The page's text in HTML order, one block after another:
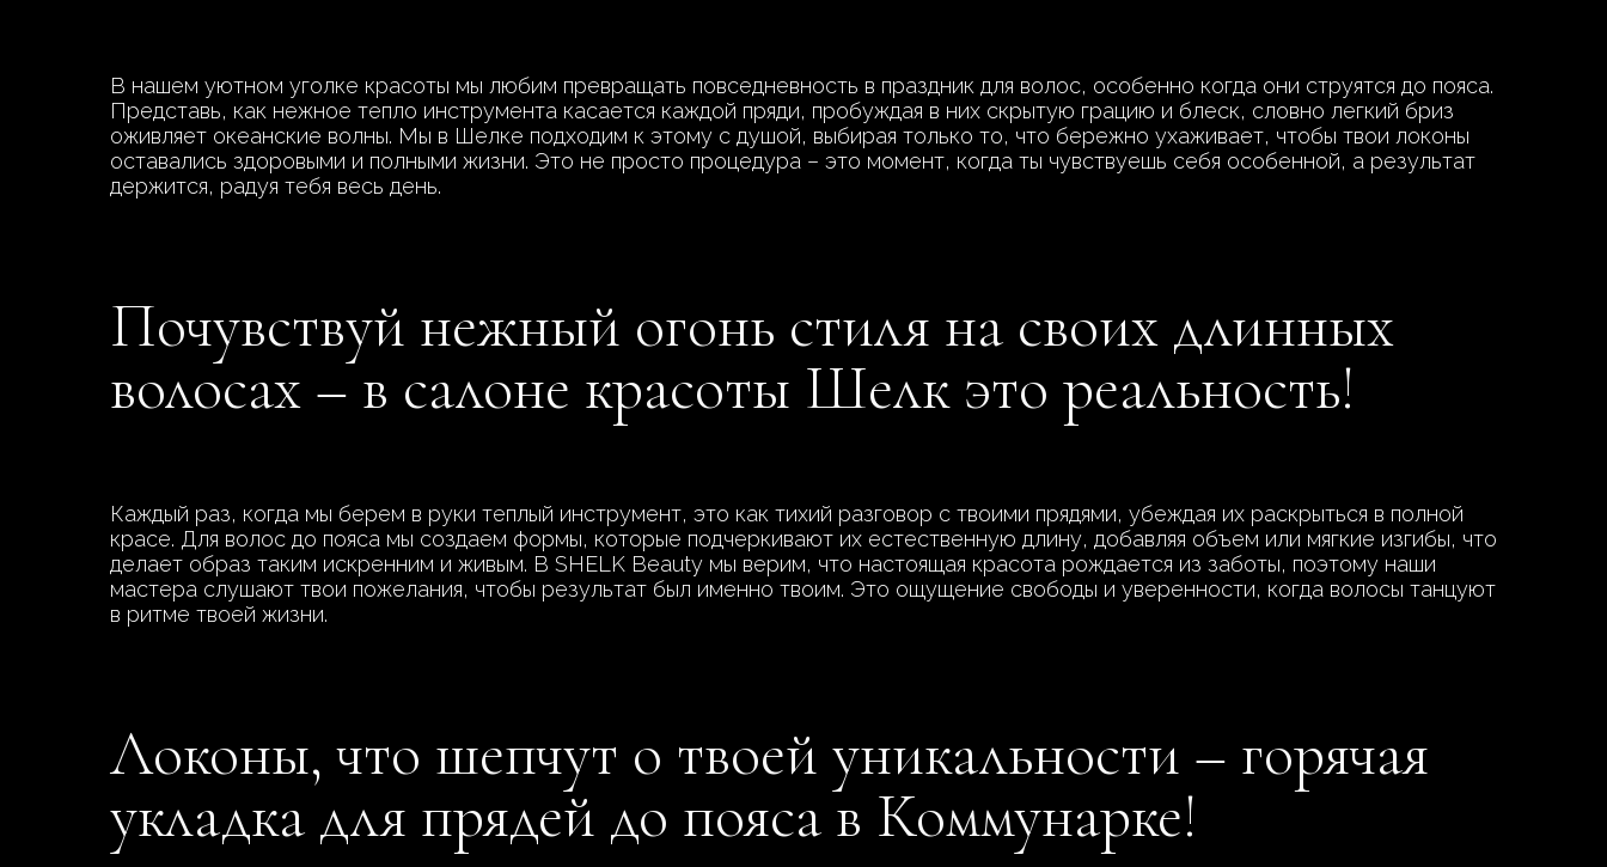
В нашем уютном уголке красоты мы любим превращать повседневность в праздник для волос, особенно когда они струятся до пояса.
Представь, как нежное тепло инструмента касается каждой пряди, пробуждая в них скрытую грацию и блеск, словно легкий бриз
оживляет океанские волны. Мы в Шелке подходим к этому с душой, выбирая только то, что бережно ухаживает, чтобы твои локоны
оставались здоровыми и полными жизни. Это не просто процедура – это момент, когда ты чувствуешь себя особенной, а результат
держится, радуя тебя весь день.
Почувствуй нежный огонь стиля на своих длинных
волосах – в салоне красоты Шелк это реальность!
Каждый раз, когда мы берем в руки теплый инструмент, это как тихий разговор с твоими прядями, убеждая их раскрыться в полной
красе. Для волос до пояса мы создаем формы, которые подчеркивают их естественную длину, добавляя объем или мягкие изгибы, что
делает образ таким искренним и живым. В SHELK Beauty мы верим, что настоящая красота рождается из заботы, поэтому наши
мастера слушают твои пожелания, чтобы результат был именно твоим. Это ощущение свободы и уверенности, когда волосы танцуют
в ритме твоей жизни.
Локоны, что шепчут о твоей уникальности – горячая
укладка для прядей до пояса в Коммунарке!